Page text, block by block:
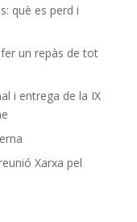
què es perd i
fer un repàs de tot
i entrega de la IX
Xarxa pel